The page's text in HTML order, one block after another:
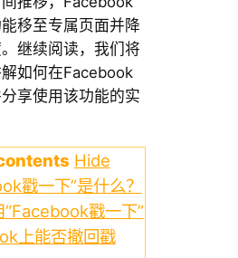
移至专属页面并降
继续阅读，我们将
如何在Facebook
享使用该功能的实
Hide
戳一下”是什么？
“Facebook戳一下”
上能否撤回戳